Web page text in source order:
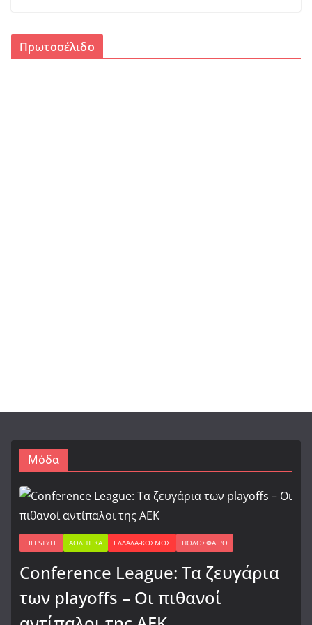
Πρωτοσέλιδο
Μόδα
LIFESTYLE ΑΘΛΗΤΙΚΆ ΕΛΛΆΔΑ-ΚΌΣΜΟΣ ΠΟΔΌΣΦΑΙΡΟ
Conference League: Τα ζευγάρια
των playoffs – Οι πιθανοί